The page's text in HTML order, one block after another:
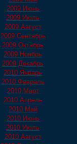
2009 Июнь
2009 Июль
2009 Август
2009 Сентябрь
2009 Октябрь
2009 Ноябрь
2009 Декабрь
2010 Январь
2010 Февраль
2010 Март
2010 Апрель
2010 Май
2010 Июнь
2010 Июль
2010 Август